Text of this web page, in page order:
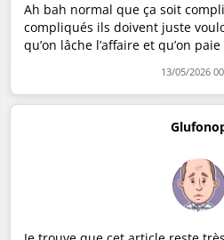
Ah bah normal que ça soit
compliqués ils doivent juste
qu’on lâche l’affaire et qu’on
13/05/2026